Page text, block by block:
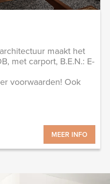
maakt het
met carport, B.E.N.: E-
voorwaarden! Ook
MEER INFO